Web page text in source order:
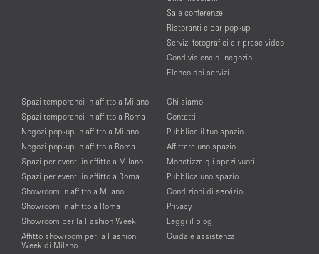
Sale conferenze
Ristoranti e bar pop-up
Servizi fotografici e riprese video
Condivisione di negozio
Elenco dei servizi
Spazi temporanei in affitto a Milano
Spazi temporanei in affitto a Roma
Negozi pop-up in affitto a Milano
Negozi pop-up in affitto a Roma
Spazi per eventi in affitto a Milano
Spazi per eventi in affitto a Roma
Showroom in affitto a Milano
Showroom in affitto a Roma
Showroom per la Fashion Week
Affitto showroom per la Fashion
Week di Milano
Chi siamo
Contatti
Pubblica il tuo spazio
Affittare uno spazio
Monetizza gli spazi vuoti
Pubblica uno spazio
Condizioni di servizio
Privacy
Leggi il blog
Guida e assistenza